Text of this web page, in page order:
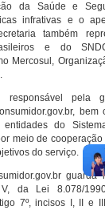
da Saúde e
infrativas e o
também
e do
Mercosul,
pela
do
meio de
do serviço.
da Lei 8.078/
7º, incisos I, II e